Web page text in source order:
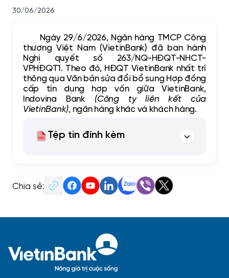
30/06/2026
Ngày 29/6/2026, Ngân hàng TMCP Công
thương Việt Nam (VietinBank) đã ban hành
Nghị quyết số 263/NQ-HĐQT-NHCT-
VPHĐQT1. Theo đó, HĐQT VietinBank nhất trí
thông qua Văn bản sửa đổi bổ sung Hợp đồng
cấp tín dụng hợp vốn giữa VietinBank,
Indovina Bank (Công ty liên kết của
VietinBank), ngân hàng khác và khách hàng.
Tệp tin đính kèm
Chia sẻ: